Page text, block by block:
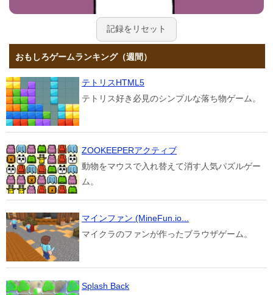
記録をリセット
おもしろゲームランキング（週間）
テトリスHTML5
テトリス好き必見のシンプルな落ち物ゲーム。
ZOOKEEPERアクティブ
動物をマウスで入れ替えて消す人気パズルゲー
ム。
マインファン (MineFun.io...
マイクラのファンが作ったブラウザゲーム。
Splash Back